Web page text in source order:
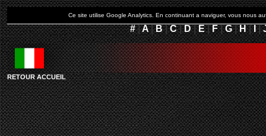
Ce site utilise Google Analytics. En continuant a naviguer, vous nous
# |A|B|C|D|E|F|G|H|I|
RETOUR ACCUEIL